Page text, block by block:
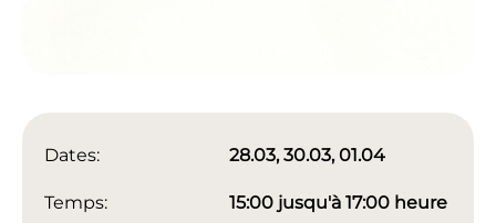
Dates: 28.03, 30.03, 01.04
Temps: 15:00 jusqu'à 17:00 heure